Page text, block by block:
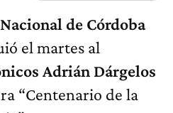
de Córdoba
el martes al
Adrián Dárgelos
“Centenario de la